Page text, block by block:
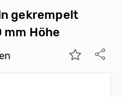
gekrempelt
mm Höhe